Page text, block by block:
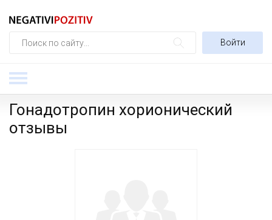
Войти
Гонадотропин хорионический
отзывы